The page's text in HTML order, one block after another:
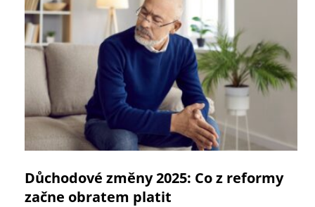
Důchodové změny 2025: Co z reformy
začne obratem platit